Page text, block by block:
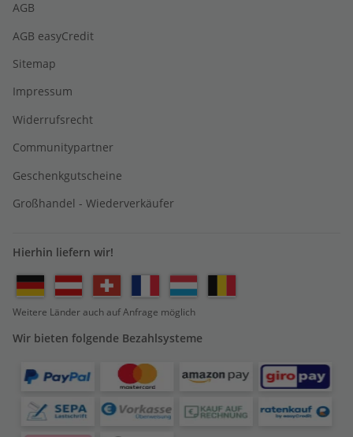
AGB
AGB easyCredit
Sitemap
Impressum
Widerrufsrecht
Communitypartner
Geschenkgutscheine
Großhandel - Wiederverkäufer
Hierhin liefern wir!
Weitere Länder auch auf Anfrage möglich
Wir bieten folgende Bezahlsysteme